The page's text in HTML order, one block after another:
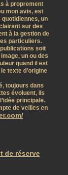
à proprement
mon avis, est
un
sur des
à la gestion de
particuliers.
soit
un ou des
quand il est
texte d’origine
toujours dans
évoluent, ils
principale.
de veilles en
de réserve